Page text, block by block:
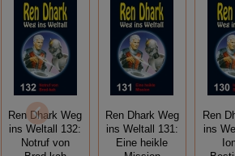
Ren Dhark Weg
ins Weltall 132:
Notruf von
Ren Dhark Weg
ins Weltall 131:
Eine heikle
Ren
ins